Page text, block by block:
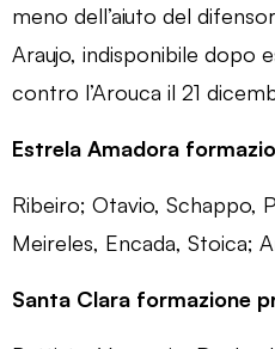
meno dell’aiuto del
Araujo, indisponibile dopo
contro l’Arouca il 21
Estrela Amadora
Ribeiro; Otavio, Schappo,
Meireles, Encada, Stoica;
Santa Clara formazione